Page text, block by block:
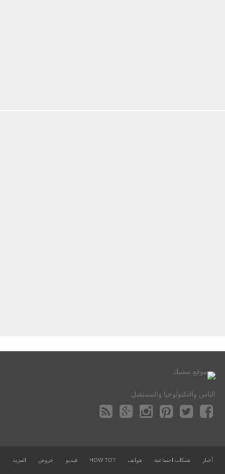
الناس والتكنولوجيا والمستقبل
أخبار شبكات اجتماعية هواتف ?HOW TO فيديو عروض المزيد